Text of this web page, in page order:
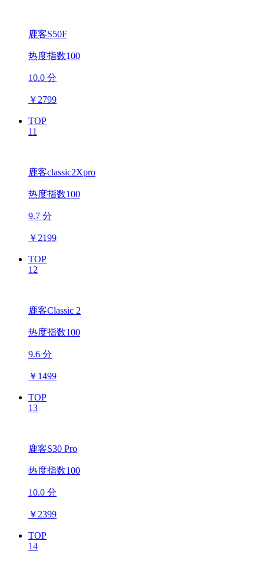
鹿客S50F
热度指数100
10.0 分
￥ 2799
TOP
11
鹿客classic2Xpro
热度指数100
9.7 分
￥ 2199
TOP
12
鹿客Classic 2
热度指数100
9.6 分
￥ 1499
TOP
13
鹿客S30 Pro
热度指数100
10.0 分
￥ 2399
TOP
14